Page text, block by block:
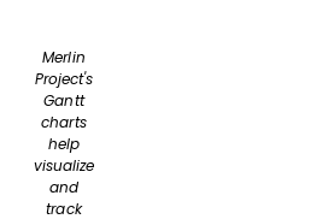
Merlin
Project's
Gantt
charts
help
visualize
and
track